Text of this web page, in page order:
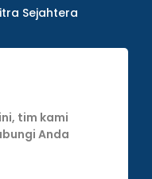
Sejahtera
tim kami
Anda